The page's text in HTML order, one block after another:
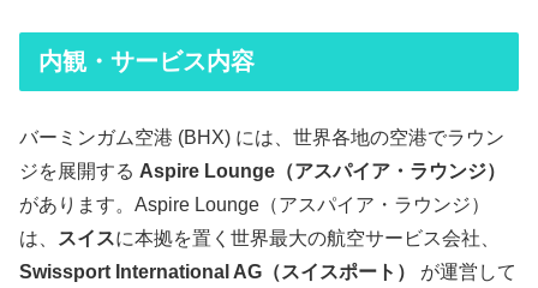
内観・サービス内容
バーミンガム空港 (BHX) には、世界各地の空港でラウン
ジを展開する Aspire Lounge（アスパイア・ラウンジ）
があります。Aspire Lounge（アスパイア・ラウンジ）
は、
スイスに本拠を置く世界最大の航空サービス会社、
Swissport International AG（スイスポート）
が運営して